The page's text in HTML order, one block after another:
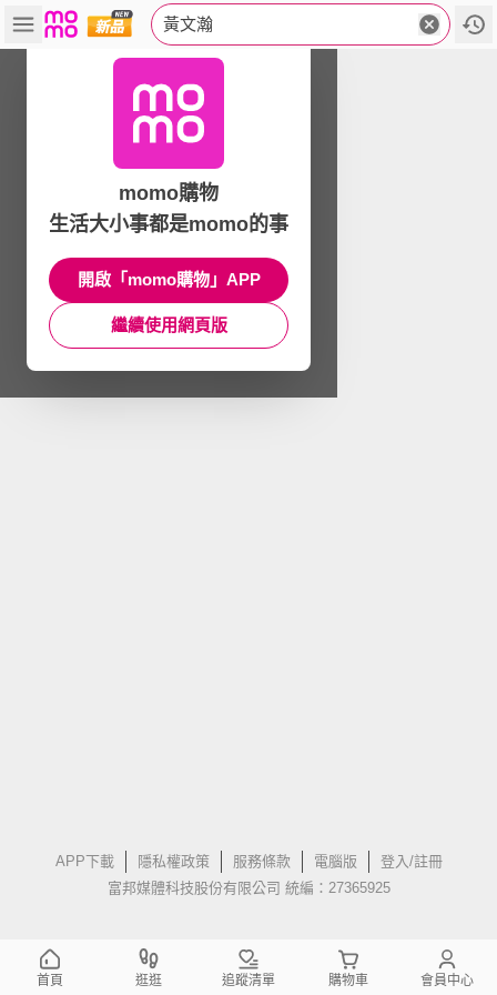
黃文瀚
APP下載 隱私權政策 服務條款 電腦版
登入/註冊
富邦媒體科技股份有限公司 統編：27365925
momo購物
生活大小事都是momo的事
開啟「momo購物」APP
繼續使用網頁版
首頁 逛逛 追蹤清單 購物車 會員中心